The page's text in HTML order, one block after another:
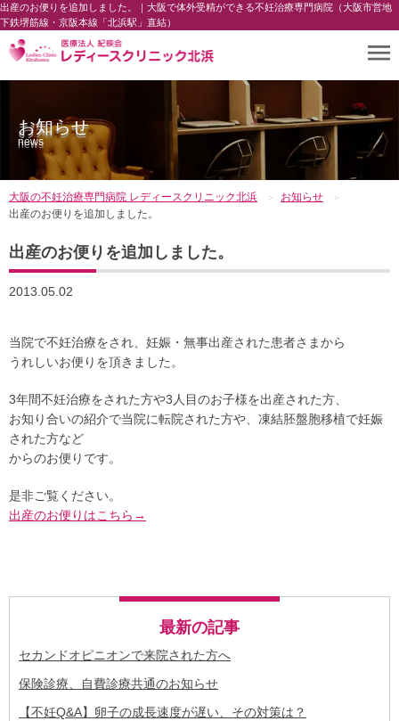
出産のお便りを追加しました。｜大阪で体外受精ができる不妊治療専門病院（大阪市営地
下鉄堺筋線・京阪本線「北浜駅」直結）
お知らせ
news
大阪の不妊治療専門病院 レディースクリニック北浜
お知らせ
出産のお便りを追加しました。
出産のお便りを追加しました。
2013.05.02
当院で不妊治療をされ、妊娠・無事出産された患者さまから
うれしいお便りを頂きました。
3年間不妊治療をされた方や3人目のお子様を出産された方、
お知り合いの紹介で当院に転院された方や、凍結胚盤胞移植で妊娠
された方など
からのお便りです。
是非ご覧ください。
出産のお便りはこちら→
最新の記事
セカンドオピニオンで来院された方へ
保険診療、自費診療共通のお知らせ
【不妊Q&A】卵子の成長速度が遅い、その対策は？